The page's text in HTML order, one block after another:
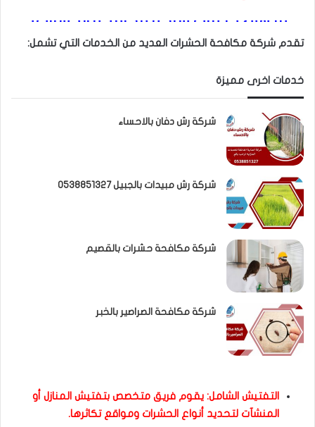
ما هي خدمات شركة مكافحة الحشرات؟
تقدم شركة مكافحة الحشرات العديد من الخدمات التي تشمل:
خدمات اخرى مميزة
شركة رش دفان بالاحساء
شركة رش مبيدات بالجبيل 0538851327
شركة مكافحة حشرات بالقصيم
شركة مكافحة الصراصير بالخبر
التفتيش الشامل: يقوم فريق متخصص بتفتيش المنازل أو
المنشآت لتحديد أنواع الحشرات ومواقع تكاثرها.